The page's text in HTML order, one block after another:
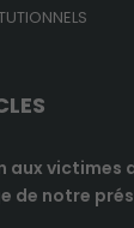
aux victimes
de notre